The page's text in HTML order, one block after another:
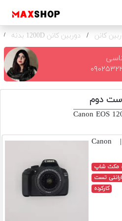
کانن / دوربین کانن 1200D بدنه /
Canon EOS
دوربین حرفه ای کنون | Canon
مکث شاپ
کارکرده